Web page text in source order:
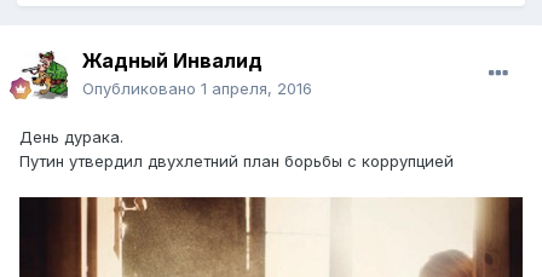
Жадный Инвалид
Опубликовано 1 апреля, 2016
День дурака.
Путин утвердил двухлетний план борьбы с коррупцией